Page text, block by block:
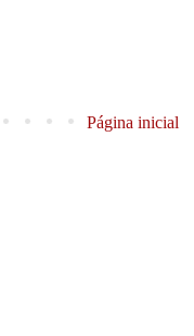
Página inicial